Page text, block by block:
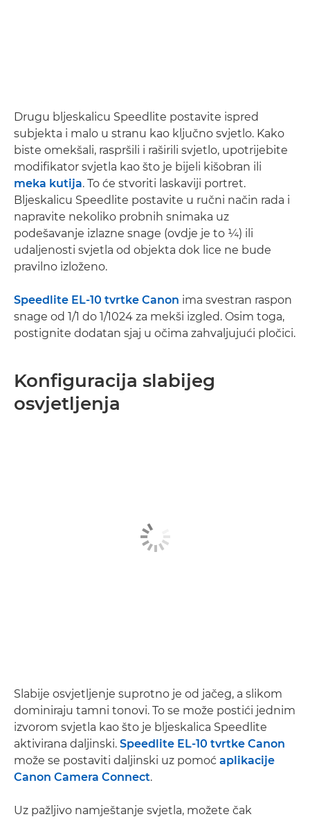
Drugu bljeskalicu Speedlite postavite ispred
subjekta i malo u stranu kao ključno svjetlo. Kako
biste omekšali, raspršili i raširili svjetlo, upotrijebite
modifikator svjetla kao što je bijeli kišobran ili
meka kutija. To će stvoriti laskaviji portret.
Bljeskalicu Speedlite postavite u ručni način rada i
napravite nekoliko probnih snimaka uz
podešavanje izlazne snage (ovdje je to ¼) ili
udaljenosti svjetla od objekta dok lice ne bude
pravilno izloženo.
Speedlite EL-10 tvrtke Canon ima svestran raspon
snage od 1/1 do 1/1024 za mekši izgled. Osim toga,
postignite dodatan sjaj u očima zahvaljujući pločici.
Konfiguracija slabijeg
osvjetljenja
Slabije osvjetljenje suprotno je od jačeg, a slikom
dominiraju tamni tonovi. To se može postići jednim
izvorom svjetla kao što je bljeskalica Speedlite
aktivirana daljinski. Speedlite EL-10 tvrtke Canon
može se postaviti daljinski uz pomoć aplikacije
Canon Camera Connect.
Uz pažljivo namještanje svjetla, možete čak